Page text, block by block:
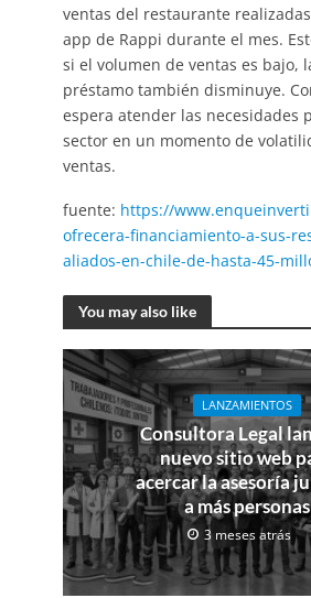
ventas del restaurante
app de Rappi durante el mes.
si el volumen de ventas es bajo,
préstamo también disminuye.
espera atender las necesidades
sector en un momento de
ventas.
fuente: https://
ofrecera-financiamiento-a-sus-
aliados-en-chile-de-hasta-45-
You may also like
LANZAMIENTOS
Consultora Legal
nuevo sitio web
acercar la asesoría
a más personas
3 meses atrás